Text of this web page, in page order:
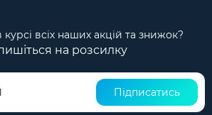
всіх наших акцій та знижок?
на розсилку
Підписатись